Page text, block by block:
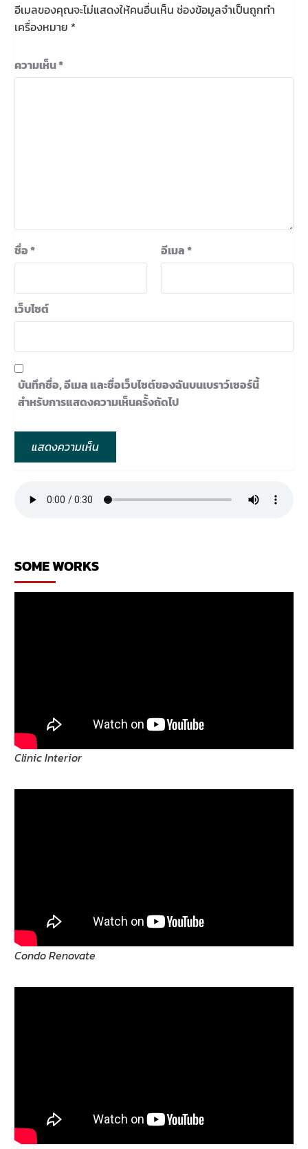
อีเมลของคุณจะไม่แสดงให้คนอื่นเห็น ช่องข้อมูลจำเป็นถูกทำ
เครื่องหมาย *
ความเห็น*
ชื่อ* อีเมล*
เว็บไซต์
บันทึกชื่อ, อีเมล และชื่อเว็บไซต์ของฉันบนเบราว์เซอร์นี้
สำหรับการแสดงความเห็นครั้งถัดไป
SOME WORKS
Clinic Interior
Condo Renovate